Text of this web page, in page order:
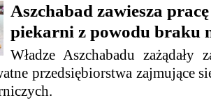
Aszchabad zawiesza
piekarni z powodu braku
Władze Aszchabadu zażądały
przedsiębiorstwa zajmujące